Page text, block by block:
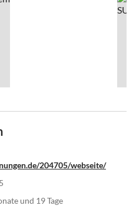
204705/webseite/
und 19 Tage